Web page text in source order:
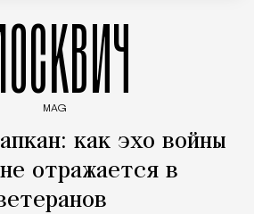
MAG
как эхо войны
отражается в